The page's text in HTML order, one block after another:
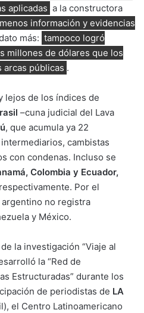
aplicadas a la constructora
menos información y evidencias
más: tampoco logró
millones de dólares que los
arcas públicas .
lejos de los índices de
–cuna judicial del Lava
, que acumula ya 22
cambistas
con condenas. Incluso se
Colombia y Ecuador,
Por el
no registra
y México.
la investigación “Viaje al
la “Red de
Estructuradas” durante los
de periodistas de LA
el Centro Latinoamericano